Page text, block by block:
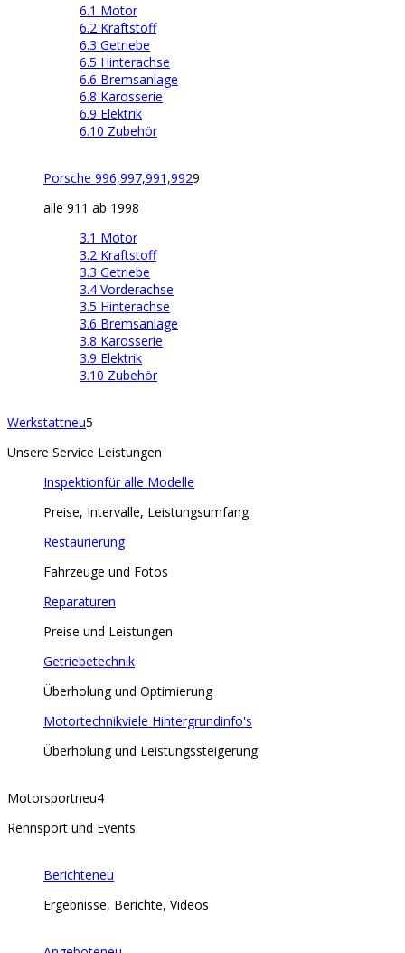
6.1 Motor
6.2 Kraftstoff
6.3 Getriebe
6.5 Hinterachse
6.6 Bremsanlage
6.8 Karosserie
6.9 Elektrik
6.10 Zubehör
Porsche 996,997,991,9929
alle 911 ab 1998
3.1 Motor
3.2 Kraftstoff
3.3 Getriebe
3.4 Vorderachse
3.5 Hinterachse
3.6 Bremsanlage
3.8 Karosserie
3.9 Elektrik
3.10 Zubehör
Werkstattneu5
Unsere Service Leistungen
Inspektionfür alle Modelle
Preise, Intervalle, Leistungsumfang
Restaurierung
Fahrzeuge und Fotos
Reparaturen
Preise und Leistungen
Getriebetechnik
Überholung und Optimierung
Motortechnikviele Hintergrundinfo's
Überholung und Leistungssteigerung
Motorsportneu4
Rennsport und Events
Berichteneu
Ergebnisse, Berichte, Videos